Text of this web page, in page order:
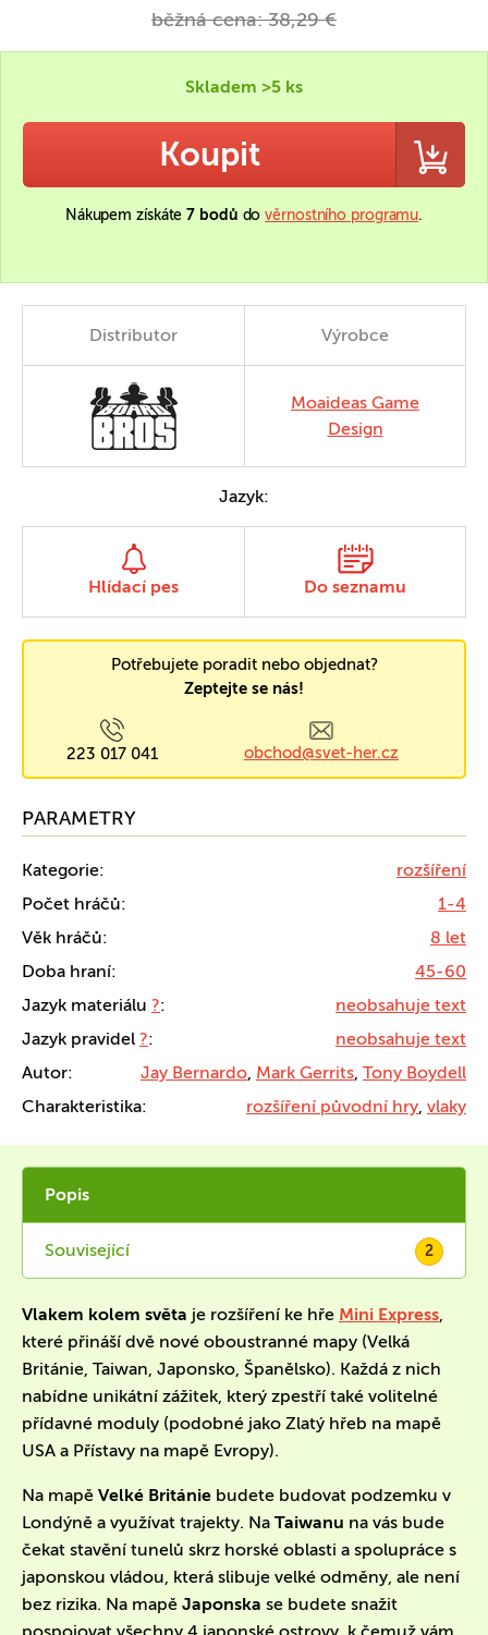
běžná cena:38,29 €
Skladem >5 ks
Koupit
Nákupem získáte7 bodů dověrnostního programu.
Distributor Výrobce
Moaideas Game
Design
Jazyk:
Hlídací pes Do seznamu
Potřebujete poradit nebo objednat?
Zeptejte se nás!
223 017 041 obchod@svet-her.cz
PARAMETRY
Kategorie:
rozšíření
Počet hráčů:
1-4
Věk hráčů:
8 let
Doba hraní:
45-60
Jazyk materiálu ?:
neobsahuje text
Jazyk pravidel ?:
neobsahuje text
Autor:
Jay Bernardo, Mark Gerrits, Tony Boydell
Charakteristika:
rozšíření původní hry, vlaky
Popis
Související 2
Vlakem kolem světa je rozšíření ke hře Mini Express,
které přináší dvě nové oboustranné mapy (Velká
Británie, Taiwan, Japonsko, Španělsko). Každá z nich
nabídne unikátní zážitek, který zpestří také volitelné
přídavné moduly (podobné jako Zlatý hřeb na mapě
USA a Přístavy na mapě Evropy).
Na mapě Velké Británie budete budovat podzemku v
Londýně a využívat trajekty. Na Taiwanu na vás bude
čekat stavění tunelů skrz horské oblasti a spolupráce s
japonskou vládou, která slibuje velké odměny, ale není
bez rizika. Na mapě Japonska se budete snažit